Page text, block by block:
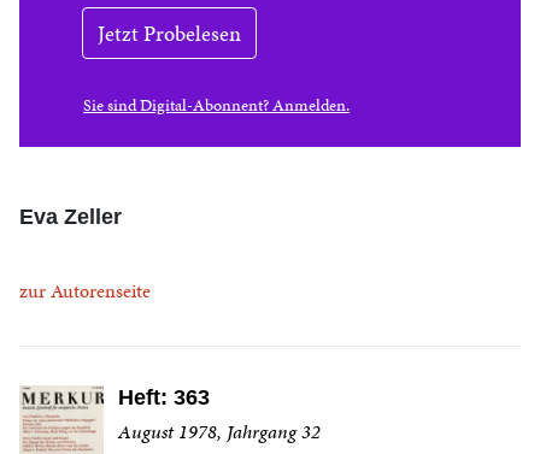
Jetzt Probelesen
Sie sind Digital-Abonnent? Anmelden.
Eva Zeller
zur Autorenseite
Heft: 363
August 1978, Jahrgang 32